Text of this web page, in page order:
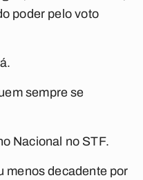
poder pelo voto
sempre se
Nacional no STF.
menos decadente por